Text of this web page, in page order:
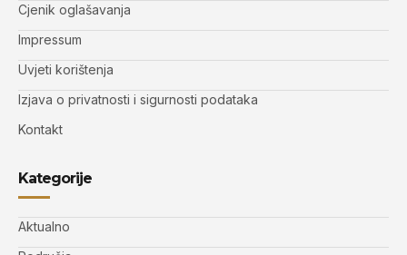
Cjenik oglašavanja
Impressum
Uvjeti korištenja
Izjava o privatnosti i sigurnosti podataka
Kontakt
Kategorije
Aktualno